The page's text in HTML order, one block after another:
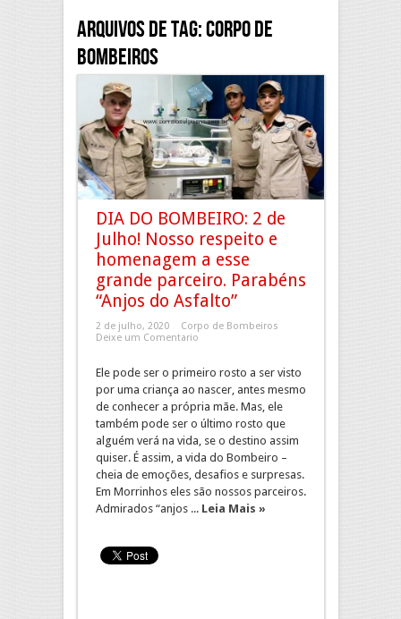
Arquivos de Tag:corpo de
bombeiros
DIA DO BOMBEIRO: 2 de
Julho! Nosso respeito e
homenagem a esse
grande parceiro. Parabéns
“Anjos do Asfalto”
2 de julho, 2020
Corpo de Bombeiros
Deixe um Comentario
Ele pode ser o primeiro rosto a ser visto
por uma criança ao nascer, antes mesmo
de conhecer a própria mãe. Mas, ele
também pode ser o último rosto que
alguém verá na vida, se o destino assim
quiser. É assim, a vida do Bombeiro –
cheia de emoções, desafios e surpresas.
Em Morrinhos eles são nossos parceiros.
Admirados “anjos ... Leia Mais »